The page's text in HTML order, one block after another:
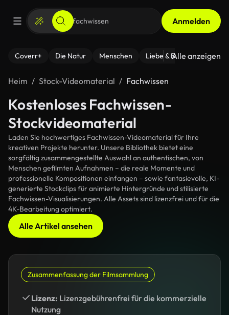
Anmelden
Coverr+ Die Natur Menschen Liebe & Beziehungen
Alle anzeigen
Heim Stock-Videomaterial Fachwissen
Kostenloses Fachwissen-
Stockvideomaterial
Laden Sie hochwertiges Fachwissen-Videomaterial für Ihre
kreativen Projekte herunter. Unsere Bibliothek bietet eine
sorgfältig zusammengestellte Auswahl an authentischen, von
Menschen gefilmten Aufnahmen – die reale Momente und
professionelle Kompositionen einfangen – sowie fantasievolle, KI-
generierte Stockclips für animierte Hintergründe und stilisierte
Fachwissen-Visualisierungen. Alle Assets sind lizenzfrei und für die
4K-Bearbeitung optimiert.
Alle Artikel ansehen
Zusammenfassung der Filmsammlung
Lizenz: Lizenzgebührenfrei für die kommerzielle
Nutzung